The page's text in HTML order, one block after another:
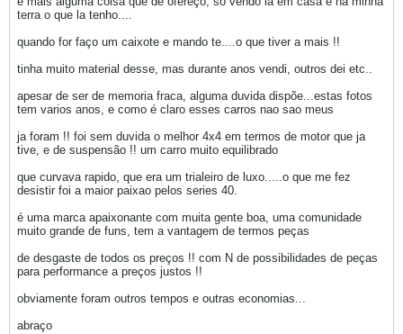
terra o que la tenho....
quando for faço um caixote e mando te....o que tiver a mais !!
tinha muito material desse, mas durante anos vendi, outros dei etc..
apesar de ser de memoria fraca, alguma duvida dispõe...estas fotos
tem varios anos, e como é claro esses carros nao sao meus
ja foram !! foi sem duvida o melhor 4x4 em termos de motor que ja
tive, e de suspensão !! um carro muito equilibrado
que curvava rapido, que era um trialeiro de luxo.....o que me fez
desistir foi a maior paixao pelos series 40.
é uma marca apaixonante com muita gente boa, uma comunidade
muito grande de funs, tem a vantagem de termos peças
de desgaste de todos os preços !! com N de possibilidades de peças
para performance a preços justos !!
obviamente foram outros tempos e outras economias...
abraço